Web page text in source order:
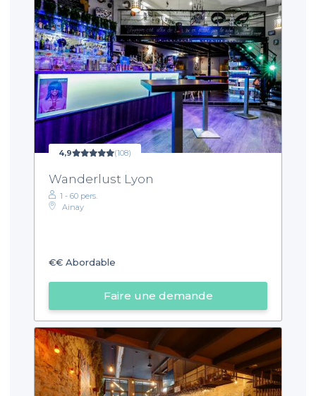
4,9 (108)
Wanderlust Lyon
1 - 60 pers.
Ainay
€€ Abordable
Faire une demande